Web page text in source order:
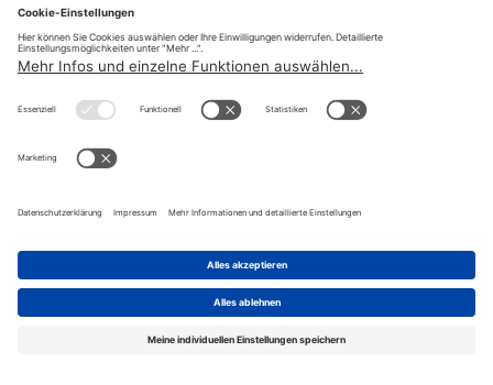
Zurück
teilen
© Fraktion Sozialdemokratischer Gewerkschafter:innen |